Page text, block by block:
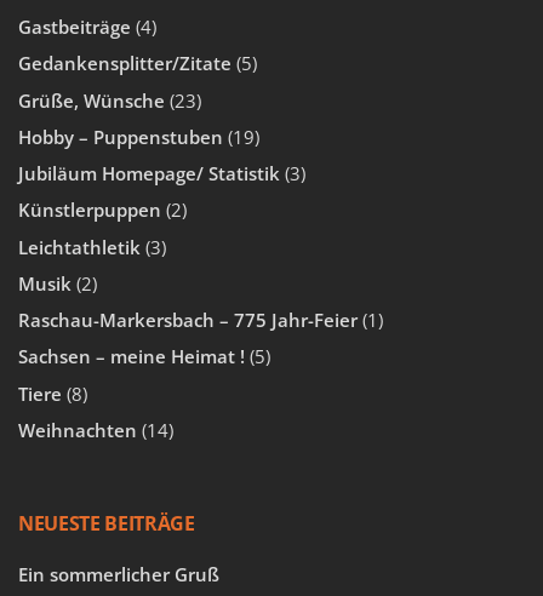
Gastbeiträge (4)
Gedankensplitter/Zitate (5)
Grüße, Wünsche (23)
Hobby – Puppenstuben (19)
Jubiläum Homepage/ Statistik (3)
Künstlerpuppen (2)
Leichtathletik (3)
Musik (2)
Raschau-Markersbach – 775 Jahr-Feier(1)
Sachsen – meine Heimat ! (5)
Tiere (8)
Weihnachten (14)
NEUESTE BEITRÄGE
Ein sommerlicher Gruß